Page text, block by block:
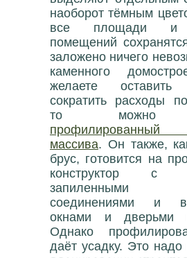
наоборот тёмным
все площади и
помещений
заложено ничего
каменного
желаете
сократить расходы
то можно
массива. Он также,
брус, готовится на
конструктор с
запиленными
соединениями и
окнами и дверьми
Однако
даёт усадку. Это надо